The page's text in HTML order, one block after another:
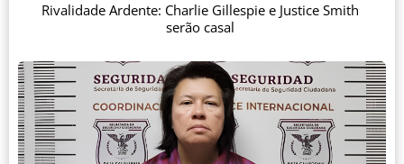
Rivalidade Ardente: Charlie Gillespie e Justice Smith
serão casal